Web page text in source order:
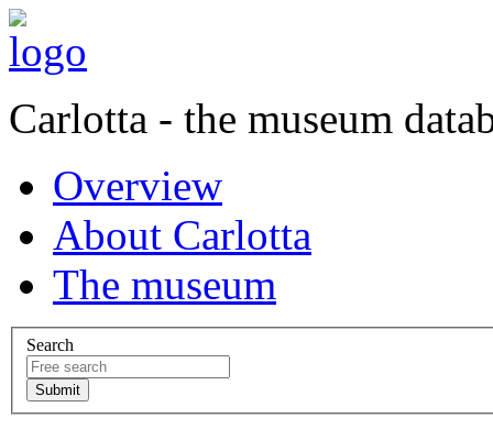
Carlotta - the museum
Overview
About Carlotta
The museum
Search